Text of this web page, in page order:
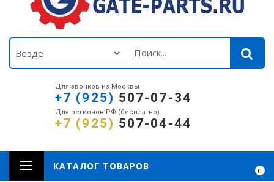
Для звонков из Москвы
+7 (925) 507-07-34
Для регионов РФ (бесплатно)
+7 (925) 507-04-44
0
КАТАЛОГ ТОВАРОВ